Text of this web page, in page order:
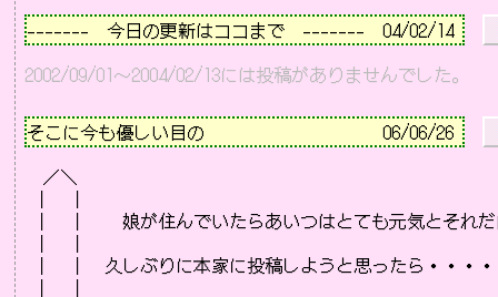
-------　今日の更新はココまで　-------  04/02/14
2002/09/01～2004/02/13には投稿がありませんでした。
そこに今も優しい目の 06/06/26
  ／＼
｜  ｜
｜  ｜　　娘が住んでいたらあいつはとても元気とそれ
｜  ｜
｜  ｜　久しぶりに本家に投稿しようと思ったら・・・・
｜  ｜